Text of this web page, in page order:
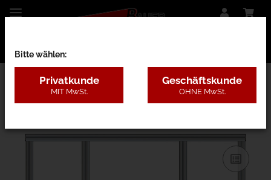
31AB - B=1,3-2m, H=1,8-3m
Bitte wählen:
Privatkunde
MIT MwSt.
Geschäftskunde
OHNE MwSt.